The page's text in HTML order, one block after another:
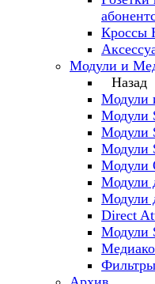
Кроссы
Модули и
Назад
Модули
Модули
Модули
Модули
Модули
Модули
Модули
Direct
Модули